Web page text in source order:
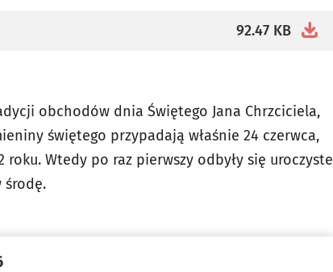
92.47 KB
obchodów dnia Świętego Jana Chrzciciela,
świętego przypadają właśnie 24 czerwca,
roku. Wtedy po raz pierwszy odbyły się uroczyste
środę.